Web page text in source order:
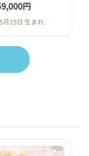
円
月15日 生まれ